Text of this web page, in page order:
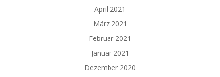
April 2021
März 2021
Februar 2021
Januar 2021
Dezember 2020